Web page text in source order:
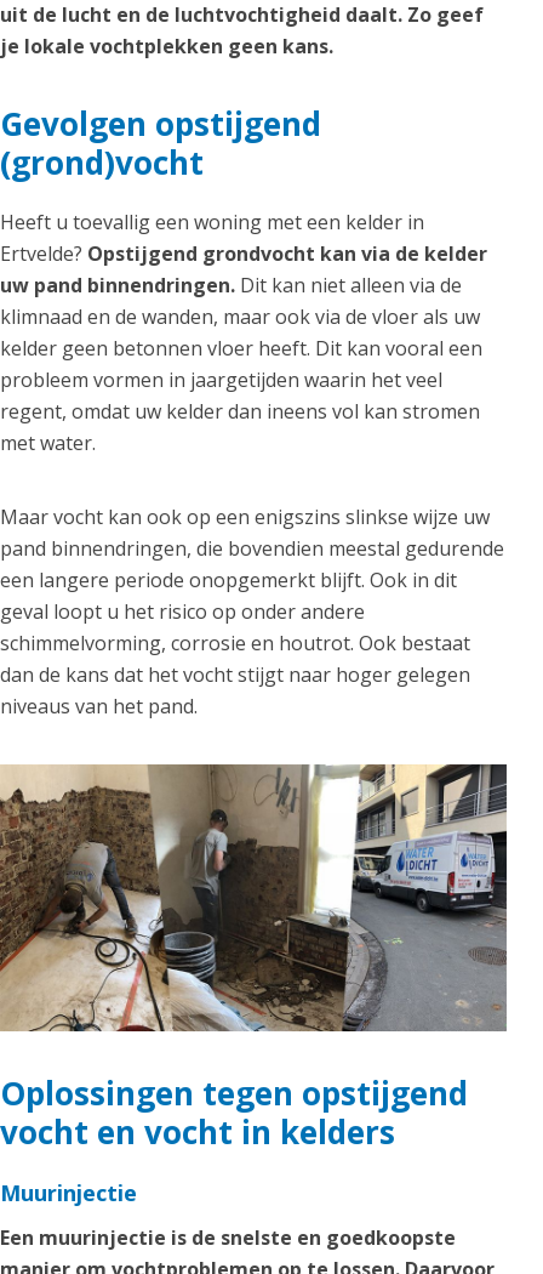
uit de lucht en de luchtvochtigheid daalt. Zo geef
je lokale vochtplekken geen kans.
Gevolgen opstijgend
(grond)vocht
Heeft u toevallig een woning met een kelder in
Ertvelde? Opstijgend grondvocht kan via de kelder
uw pand binnendringen. Dit kan niet alleen via de
klimnaad en de wanden, maar ook via de vloer als uw
kelder geen betonnen vloer heeft. Dit kan vooral een
probleem vormen in jaargetijden waarin het veel
regent, omdat uw kelder dan ineens vol kan stromen
met water.
Maar vocht kan ook op een enigszins slinkse wijze uw
pand binnendringen, die bovendien meestal gedurende
een langere periode onopgemerkt blijft. Ook in dit
geval loopt u het risico op onder andere
schimmelvorming, corrosie en houtrot. Ook bestaat
dan de kans dat het vocht stijgt naar hoger gelegen
niveaus van het pand.
Oplossingen tegen opstijgend
vocht en vocht in kelders
Muurinjectie
Een muurinjectie is de snelste en goedkoopste